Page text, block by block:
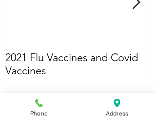
2021 Flu Vaccines and Covid
Vaccines
Phone Address